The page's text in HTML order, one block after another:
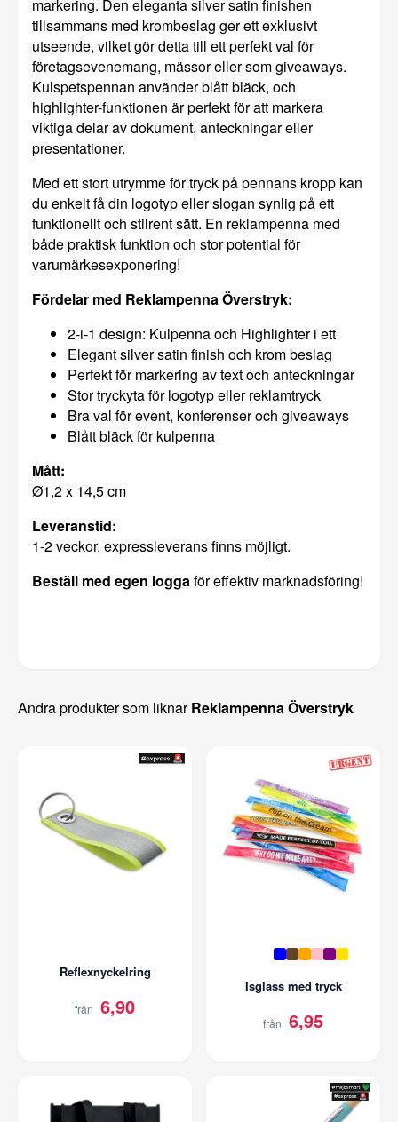
markering. Den eleganta silver satin finishen
tillsammans med krombeslag ger ett exklusivt
utseende, vilket gör detta till ett perfekt val för
företagsevenemang, mässor eller som giveaways.
Kulspetspennan använder blått bläck, och
highlighter-funktionen är perfekt för att markera
viktiga delar av dokument, anteckningar eller
presentationer.
Med ett stort utrymme för tryck på pennans kropp kan
du enkelt få din logotyp eller slogan synlig på ett
funktionellt och stilrent sätt. En reklampenna med
både praktisk funktion och stor potential för
varumärkesexponering!
Fördelar med Reklampenna Överstryk:
2-i-1 design: Kulpenna och Highlighter i ett
Elegant silver satin finish och krom beslag
Perfekt för markering av text och anteckningar
Stor tryckyta för logotyp eller reklamtryck
Bra val för event, konferenser och giveaways
Blått bläck för kulpenna
Mått:
Ø1,2 x 14,5 cm
Leveranstid:
1-2 veckor, expressleverans finns möjligt.
Beställ med egen logga för effektiv marknadsföring!
Andra produkter som liknarReklampenna Överstryk
Reflexnyckelring
från 6,90
Isglass med tryck
från 6,95